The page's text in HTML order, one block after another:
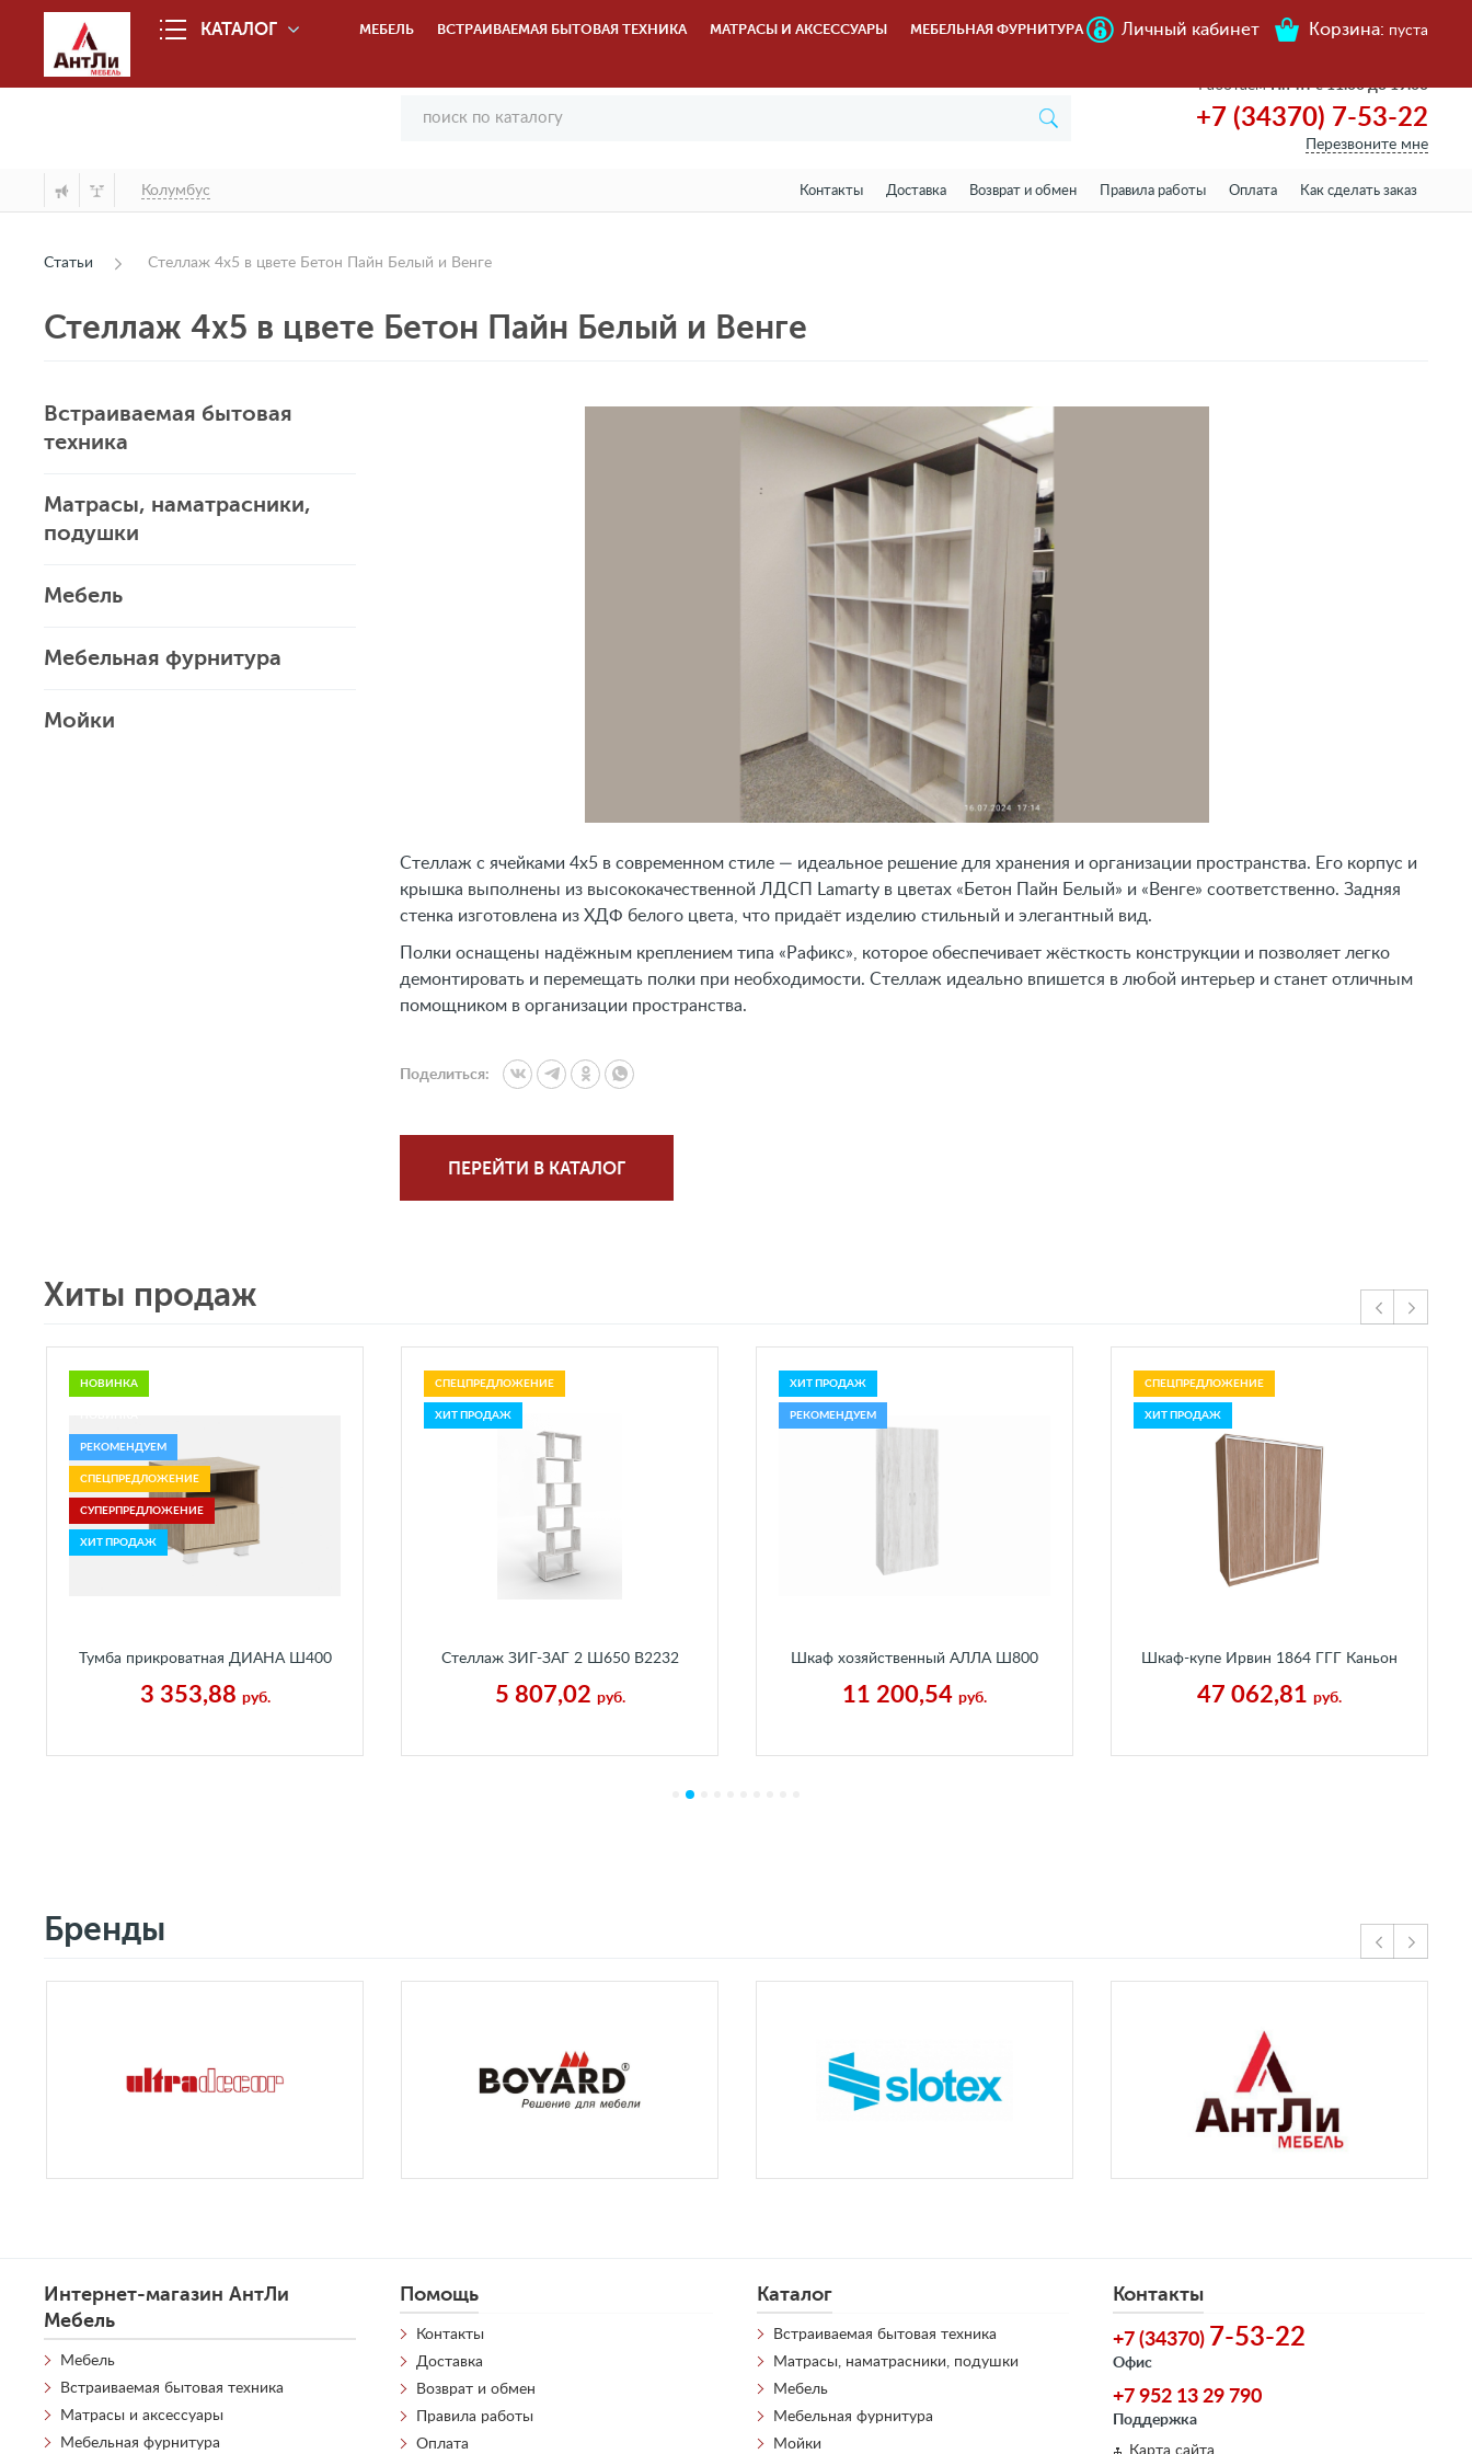
КАТАЛОГ МЕБЕЛЬ ВСТРАИВАЕМАЯ БЫТОВАЯ ТЕХНИКА МАТРАСЫ И АКСЕССУАРЫ МЕБЕЛЬНАЯ ФУРНИТУРА Личный кабинет Корзина: пуста
РаботаемПн-пт с 11.00 до 19.00
+7 (34370) 7-53-22
Перезвоните мне
Колумбус Контакты Доставка Возврат и обмен Правила работы Оплата Как сделать заказ
Статьи Стеллаж 4х5 в цвете Бетон Пайн Белый и Венге
Стеллаж 4х5 в цвете Бетон Пайн Белый и Венге
Встраиваемая бытовая
техника
Матрасы, наматрасники,
подушки
Мебель
Мебельная фурнитура
Мойки
Стеллаж с ячейками 4x5 в современном стиле — идеальное решение для хранения и организации пространства. Его корпус и
крышка выполнены из высококачественной ЛДСП Lamarty в цветах «Бетон Пайн Белый» и «Венге» соответственно. Задняя
стенка изготовлена из ХДФ белого цвета, что придаёт изделию стильный и элегантный вид.
Полки оснащены надёжным креплением типа «Рафикс», которое обеспечивает жёсткость конструкции и позволяет легко
демонтировать и перемещать полки при необходимости. Стеллаж идеально впишется в любой интерьер и станет отличным
помощником в организации пространства.
Поделиться:
ПЕРЕЙТИ В КАТАЛОГ
Хиты продаж
НОВИНКА
РЕКОМЕНДУЕМ
СПЕЦПРЕДЛОЖЕНИЕ
СУПЕРПРЕДЛОЖЕНИЕ
ХИТ ПРОДАЖ
Тумба прикроватная ДИАНА Ш400
3 353,88 руб.
СПЕЦПРЕДЛОЖЕНИЕ
ХИТ ПРОДАЖ
Стеллаж ЗИГ-ЗАГ 2 Ш650 В2232
5 807,02 руб.
ХИТ ПРОДАЖ
РЕКОМЕНДУЕМ
Шкаф хозяйственный АЛЛА Ш800
11 200,54 руб.
СПЕЦПРЕДЛОЖЕНИЕ
ХИТ ПРОДАЖ
Шкаф-купе Ирвин 1864 ГГГ Каньон
47 062,81 руб.
Бренды
Интернет-магазин АнтЛи
Мебель
Мебель
Встраиваемая бытовая техника
Матрасы и аксессуары
Мебельная фурнитура
Помощь
Контакты
Доставка
Возврат и обмен
Правила работы
Оплата
Контакты
+7 (34370) 7-53-22
Офис
+7 952 13 29 790
Поддержка
Карта сайта
Каталог
Встраиваемая бытовая техника
Матрасы, наматрасники, подушки
Мебель
Мебельная фурнитура
Мойки